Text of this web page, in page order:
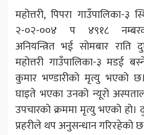
महोत्तरी, पिपरा गाउँपालिका-
२-०२-००४ प ४९१८
अनियन्त्रित भई सोमबार राति
महोत्तरी गाउँपालिका-३ मडई
कुमार भण्डारीको मृत्यु भएको छ।
घाइते भएका उनको न्यूरो
उपचारको क्रममा मृत्यु भएको हो।
प्रहरीले थप अनुसन्धान गरिरहेको